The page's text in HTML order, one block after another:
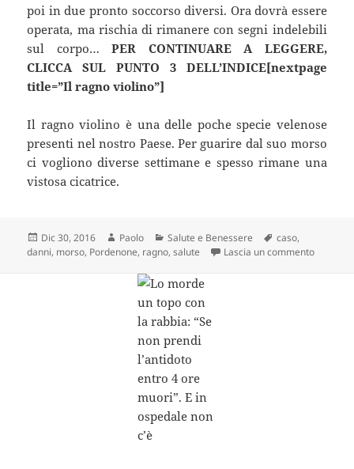
poi in due pronto soccorso diversi. Ora dovrà essere
operata, ma rischia di rimanere con segni indelebili
sul corpo…PER CONTINUARE A LEGGERE,
CLICCA SUL PUNTO 3 DELL’INDICE[nextpage
title=”Il ragno violino”]
Il ragno violino è una delle poche specie velenose
presenti nel nostro Paese. Per guarire dal suo morso
ci vogliono diverse settimane e spesso rimane una
vistosa cicatrice.
Scritto
il
Dic 30, 2016 Autore
Paolo Categorie
Salute e Benessere Tag
caso,
danni, morso, Pordenone, ragno,salute Lascia un commentosu